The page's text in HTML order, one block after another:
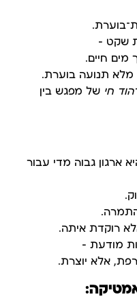
שקט –
מים חיים.
תנועה בוערת.
חי של מפגש בין
ארגון גבוה מדי עבור
רוקדת איתה.
מודעת –
אלא יוצרת.